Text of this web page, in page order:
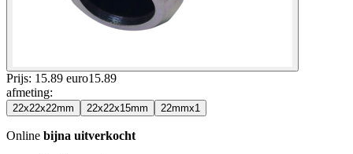
Prijs: 15.89 euro15.89
afmeting:
22x22x22mm 22x22x15mm 22mmx1
Online bijna uitverkocht